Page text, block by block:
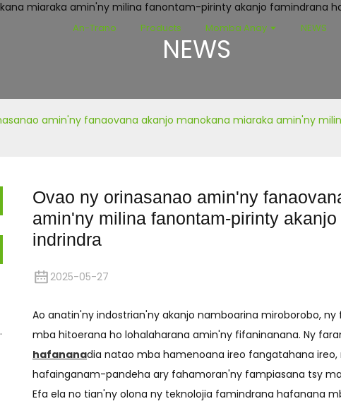
An-Trano Products Momba Anay NEWS
NEWS
amin'ny fanaovana akanjo manokana miaraka amin'ny
Ovao ny orinasanao amin'ny
amin'ny milina fanontam-pirinty
indrindra
2025-05-27
Ao anatin'ny indostrian'ny akanjo namboarina miroborobo,
mba hitoerana ho lohalaharana amin'ny fifaninanana. Ny
hafananadia natao mba hamenoana ireo fangatahana
hafainganam-pandeha ary fahamoran'ny fampiasana tsy
Efa ela no tian'ny olona ny teknolojia famindrana hafanana